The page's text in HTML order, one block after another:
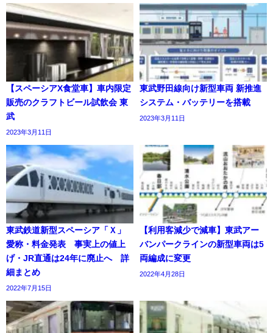
【スペーシアX食堂車】車内限定
販売のクラフトビール試飲会 東
武
2023年3月11日
東武野田線向け新型車両 新推進
システム・バッテリーを搭載
2023年3月11日
東武鉄道新型スペーシア「Ｘ」
愛称・料金発表 事実上の値上
げ・JR直通は24年に廃止へ 詳
細まとめ
2022年7月15日
【利用客減少で減車】東武アー
バンパークラインの新型車両は5
両編成に変更
2022年4月28日